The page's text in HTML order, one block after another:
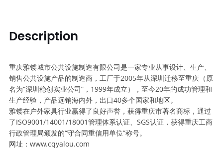
Description
重庆雅镂城市公共设施制造有限公司是一家专业从事设计、生产、
销售公共设施产品的制造商，工厂于2005年从深圳迁移至重庆（原
名为“深圳稳创实业公司”，1999年成立），至今20年的成功管理和
生产经验，产品远销海内外，出口40多个国家和地区。
雅镂在户外家具行业赢得了良好声誉，获得重庆市著名商标，通过
了ISO9001/14001/18001管理体系认证、SGS认证，获得重庆工商
行政管理局颁发的“守合同重信用单位”称号。
网址：www.cqyalou.com